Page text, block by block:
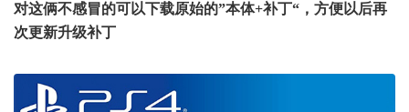
对这俩不感冒的可以下载原始的”本体+补丁“，方便以后再
次更新升级补丁